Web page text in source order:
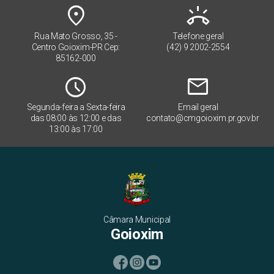
place
Rua Mato Grosso, 35 -
Centro Goioxim-PR Cep:
85162-000
ring_volume
Telefone geral
(42) 9 2002-2554
Schedule
Segunda-feira a Sexta-feira
das 08:00 às 12:00 e das
13:00 às 17:00
mail
Email geral
contato@cmgoioxim.pr.gov.br
Câmara Municipal
Goioxim